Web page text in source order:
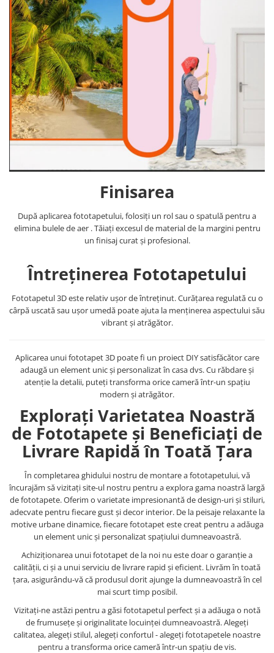
Finisarea
După aplicarea fototapetului, folosiți un rol sau o spatulă pentru a
elimina bulele de aer . Tăiați excesul de material de la margini pentru
un finisaj curat și profesional.
Întreținerea Fototapetului
Fototapetul 3D este relativ ușor de întreținut. Curățarea regulată cu o
cârpă uscată sau ușor umedă poate ajuta la menținerea aspectului său
vibrant și atrăgător.
Aplicarea unui fototapet 3D poate fi un proiect DIY satisfăcător care
adaugă un element unic și personalizat în casa dvs. Cu răbdare și
atenție la detalii, puteți transforma orice cameră într-un spațiu
modern și atrăgător.
Explorați Varietatea Noastră
de Fototapete și Beneficiați de
Livrare Rapidă în Toată Țara
În completarea ghidului nostru de montare a fototapetului, vă
încurajăm să vizitați site-ul nostru pentru a explora gama noastră largă
de fototapete. Oferim o varietate impresionantă de design-uri și stiluri,
adecvate pentru fiecare gust și decor interior. De la peisaje relaxante la
motive urbane dinamice, fiecare fototapet este creat pentru a adăuga
un element unic și personalizat spațiului dumneavoastră.
Achiziționarea unui fototapet de la noi nu este doar o garanție a
calității, ci și a unui serviciu de livrare rapid și eficient. Livrăm în toată
țara, asigurându-vă că produsul dorit ajunge la dumneavoastră în cel
mai scurt timp posibil.
Vizitați-ne astăzi pentru a găsi fototapetul perfect și a adăuga o notă
de frumusețe și originalitate locuinței dumneavoastră. Alegeți
calitatea, alegeți stilul, alegeți confortul - alegeți fototapetele noastre
pentru a transforma orice cameră într-un spațiu de vis.